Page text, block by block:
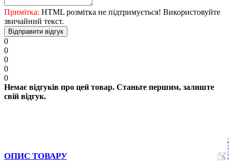
Примітка: HTML розмітка не підтримується! Використовуйте
звичайний текст.
Відправити відгук
0
0
0
0
0
Немає відгуків про цей товар. Станьте першим, залиште
свій відгук.
ОПИС ТОВАРУ